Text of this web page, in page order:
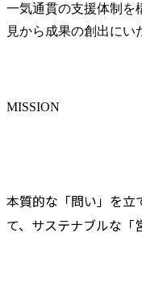
一気通貫の支援体制を
見から成果の創出にい
MISSION
本質的な「問い」を立
て、サステナブルな「